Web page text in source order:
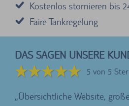
Kostenlos stornieren bis
Faire Tankregelung
DAS SAGEN UNSERE
5 von 5
Übersichtliche Website,